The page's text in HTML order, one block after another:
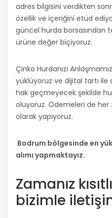
adres bilgisini verdikten
özellik ve içeriğini etüd
güncel hurda borsasından
ürüne değer biçiyoruz.
Çinko Hurdanızı
yüklüyoruz ve dijital tartı
hak geçmeyecek şekilde
oluyoruz. Ödemeleri de
olarak yapıyoruz.
Bodrum bölgesinde en
alımı yapmaktayız.
Zamanız
bizimle